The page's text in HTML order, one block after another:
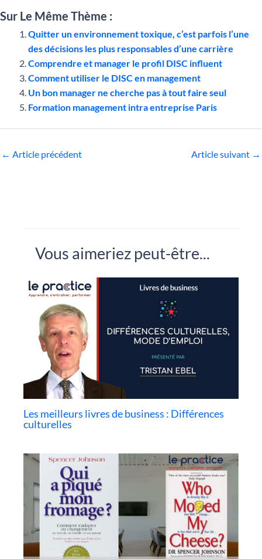
Sur Le Même Thème :
Quitter un environnement toxique, c’est parfois l’une
des décisions les plus responsables d’une carrière
Comprendre et manager le profil DISC influent
Comment utiliser le DISC en management
Un bon manager ne cherche pas à tout faire seul
Formation management intra entreprise Paris
← Article précédent Article suivant →
Vous aimeriez peut-être...
Les meilleurs livres de business : Différences
culturelles